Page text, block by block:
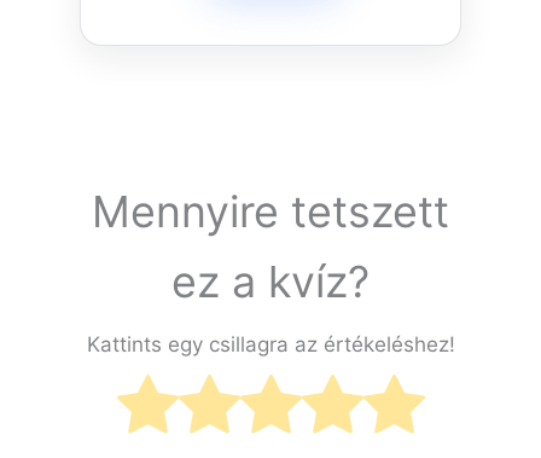
Mennyire tetszett
ez a kvíz?
Kattints egy csillagra az értékeléshez!